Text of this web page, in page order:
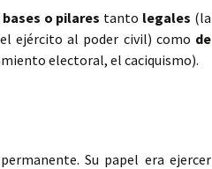
bases o pilares tanto legales (la
ejército al poder civil) como de
electoral, el caciquismo).
Su papel era ejercer